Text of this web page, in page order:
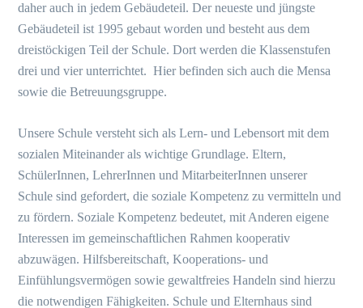
daher auch in jedem Gebäudeteil. Der neueste und jüngste
Gebäudeteil ist 1995 gebaut worden und besteht aus dem
dreistöckigen Teil der Schule. Dort werden die Klassenstufen
drei und vier unterrichtet. Hier befinden sich auch die Mensa
sowie die Betreuungsgruppe.
Unsere Schule versteht sich als Lern- und Lebensort mit dem
sozialen Miteinander als wichtige Grundlage. Eltern,
SchülerInnen, LehrerInnen und MitarbeiterInnen unserer
Schule sind gefordert, die soziale Kompetenz zu vermitteln und
zu fördern. Soziale Kompetenz bedeutet, mit Anderen eigene
Interessen im gemeinschaftlichen Rahmen kooperativ
abzuwägen. Hilfsbereitschaft, Kooperations- und
Einfühlungsvermögen sowie gewaltfreies Handeln sind hierzu
die notwendigen Fähigkeiten. Schule und Elternhaus sind